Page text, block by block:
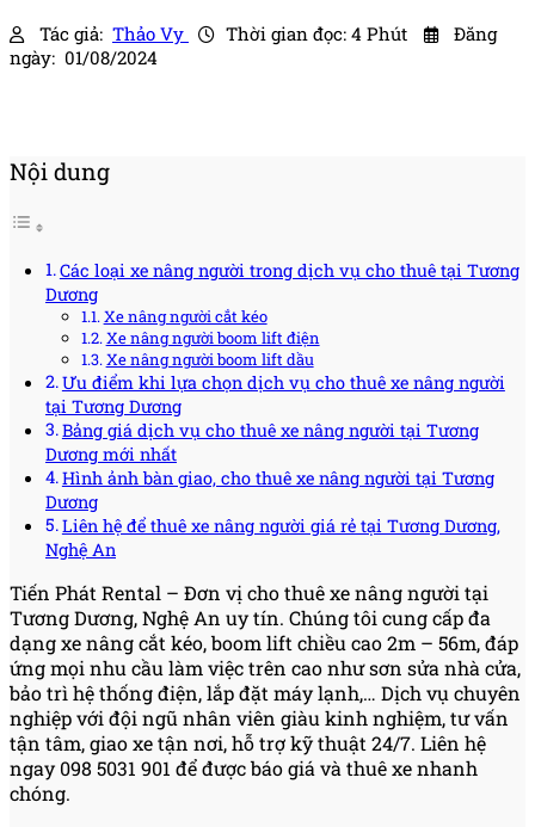
Tác giả: Thảo Vy Thời gian đọc: 4 Phút
Đăng
ngày: 01/08/2024
Nội dung
Các loại xe nâng người trong dịch vụ cho thuê tại Tương
Dương
Xe nâng người cắt kéo
Xe nâng người boom lift điện
Xe nâng người boom lift dầu
Ưu điểm khi lựa chọn dịch vụ cho thuê xe nâng người
tại Tương Dương
Bảng giá dịch vụ cho thuê xe nâng người tại Tương
Dương mới nhất
Hình ảnh bàn giao, cho thuê xe nâng người tại Tương
Dương
Liên hệ để thuê xe nâng người giá rẻ tại Tương Dương,
Nghệ An
Tiến Phát Rental – Đơn vị cho thuê xe nâng người tại
Tương Dương, Nghệ An uy tín. Chúng tôi cung cấp đa
dạng xe nâng cắt kéo, boom lift chiều cao 2m – 56m, đáp
ứng mọi nhu cầu làm việc trên cao như sơn sửa nhà cửa,
bảo trì hệ thống điện, lắp đặt máy lạnh,… Dịch vụ chuyên
nghiệp với đội ngũ nhân viên giàu kinh nghiệm, tư vấn
tận tâm, giao xe tận nơi, hỗ trợ kỹ thuật 24/7. Liên hệ
ngay 098 5031 901 để được báo giá và thuê xe nhanh
chóng.